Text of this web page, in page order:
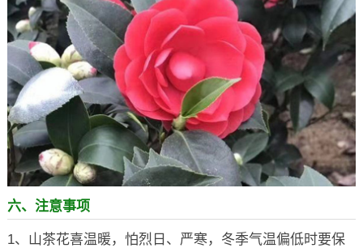
六、注意事项
1、山茶花喜温暖，怕烈日、严寒，冬季气温偏低时要保